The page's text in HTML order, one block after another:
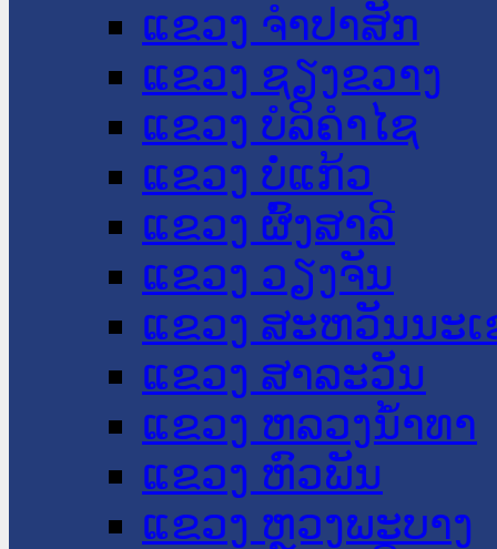
ແຂວງ ຈໍາປາສັກ
ແຂວງ ຊຽງຂວາງ
ແຂວງ ບໍລິຄໍາໄຊ
ແຂວງ ບໍ່ແກ້ວ
ແຂວງ ຜົ້ງສາລີ
ແຂວງ ວຽງຈັນ
ແຂວງ ສະຫວັນນະ
ແຂວງ ສາລະວັນ
ແຂວງ ຫລວງນໍ້າທາ
ແຂວງ ຫົວພັນ
ແຂວງ ຫຼວງພະບາງ